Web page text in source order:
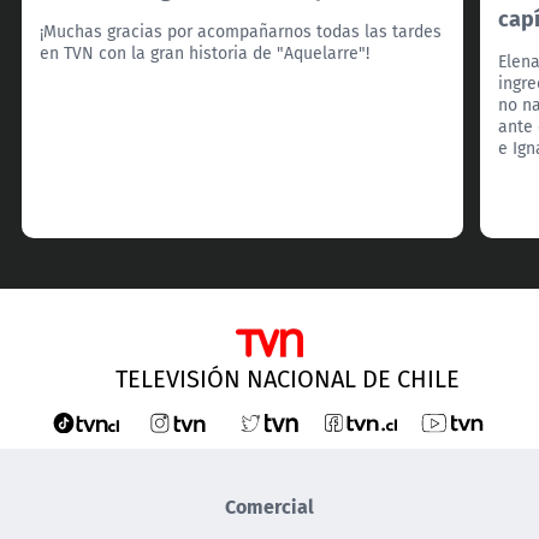
¡Muchas gracias por acompañarnos todas las tardes
en TVN con la gran historia de "Aquelarre"!
no
ante
e
TELEVISIÓN NACIONAL DE CHILE
Comercial